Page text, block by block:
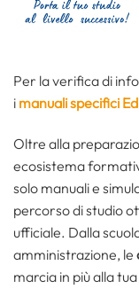
Per la verifica di
i manuali specifici
Oltre alla
ecosistema
solo manuali e
percorso di studio
ufficiale. Dalla
amministrazione, le
marcia in più alla